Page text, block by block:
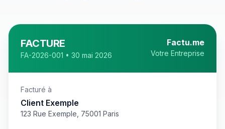
FACTURE
FA-2026-001 • 30 mai 2026
Factu.me
Votre Entreprise
Facturé à
Client Exemple
123 Rue Exemple, 75001 Paris